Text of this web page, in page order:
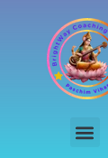
content